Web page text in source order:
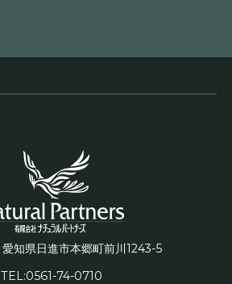
愛知県日進市本郷町前川 1243-5
TEL:0561-74-0710